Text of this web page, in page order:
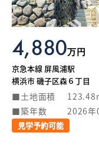
4,880万円
京急本線 屏風浦駅
横浜市 磯子区森６丁目
土地面積
築年数
2026年
見学予約可能